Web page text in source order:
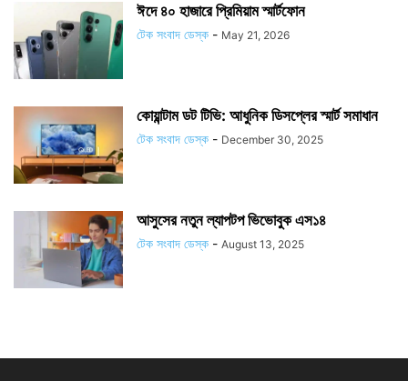
ঈদে ৪০ হাজারে প্রিমিয়াম স্মার্টফোন
টেক সংবাদ ডেস্ক - May 21, 2026
কোয়ান্টাম ডট টিভি: আধুনিক ডিসপ্লের স্মার্ট সমাধান
টেক সংবাদ ডেস্ক - December 30, 2025
আসুসের নতুন ল্যাপটপ ভিভোবুক এস১৪
টেক সংবাদ ডেস্ক - August 13, 2025